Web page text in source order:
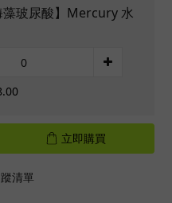
藻玻尿酸】Mercury 水
立即購買
清單